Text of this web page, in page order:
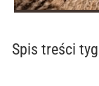
Spis treści